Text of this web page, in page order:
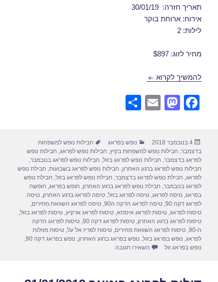
תאריך חזרה: 30/01/19
אירוח: ארוחת בוקר
לילות: 2
מחיר לזוג: $897
להמשיך לקרוא חבילות נופש לפראג בינואר 28/01/2019
F
e
b
o
o
k
M
o
d
o
n
E
e
פורסם
בתאריך
4 בנובמבר 2018 קטגוריות
נופש בפראג תגיות
חבילות נופש למשפחות
בדצמבר חבילות נופש למשפחות בקיץ חבילות נופש לפראג חבילות נופש
לפראג בדצמבר חבילות נופש לפראג בזול חבילות נופש לפראג בנובמבר
חבילות נופש לפראג ברגע האחרון חבילות נופש לפראג בשבועות חבילת נופש
לפראג חבילת נופש לפראג בדצמבר חבילת נופש לפראג בזול חבילת נופש
לפראג בנובמבר חבילת נופש לפראג ברגע האחרון חופש בפראג חופשה
בפראג ,טיסה לפראג ,טיסה לפראג בזול ,טיסה לפראג ברגע האחרון ,טיסה
לפראג דקה 90
,טיסה לפראג הדקה ה90 ,טיסה לפראג השוואת מחירים
טיסות לפראג ,טיסות לפראג איסתא ,טיסות לפראג ארקיע ,טיסות לפראג בזול
טיסות לפראג ברגע האחרון ,טיסות לפראג דקה 90 ,טיסות לפראג הדקה
ה-90
,טיסות לפראג השוואת מחירים ,טיסות לפריז אל על ,טיסות מוזלות
לפראג נופש בפראג בזול נופש בפראג ברגע האחרון נופש בפראג דקה 90
נופש בפראג זול
השאירו תגובה